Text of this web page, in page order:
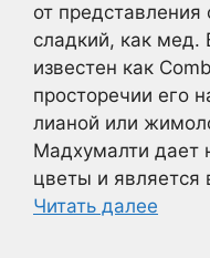
от
сладкий, как мед.
известен как
просторечии его
лианой или
Мадхумалти дает
цветы и
Читать далее